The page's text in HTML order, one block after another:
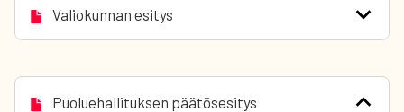
Valiokunnan esitys
Puoluehallituksen päätösesitys